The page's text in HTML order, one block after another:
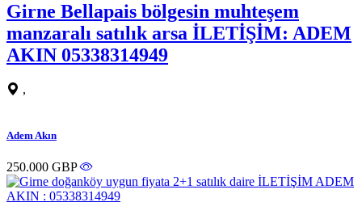
Girne Bellapais bölgesin muhteşem
manzaralı satılık arsa İLETİŞİM: ADEM
AKIN 05338314949
,
Adem Akın
250.000 GBP